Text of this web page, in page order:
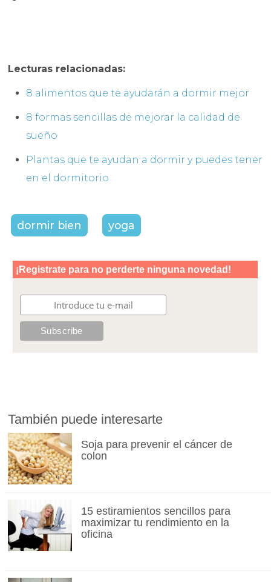
Lecturas relacionadas:
8 alimentos que te ayudarán a dormir mejor
8 formas sencillas de mejorar la calidad de
sueño
Plantas que te ayudan a dormir y puedes tener
en el dormitorio
dormir bien yoga
También puede interesarte
Soja para prevenir el cáncer de
colon
15 estiramientos sencillos para
maximizar tu rendimiento en la
oficina